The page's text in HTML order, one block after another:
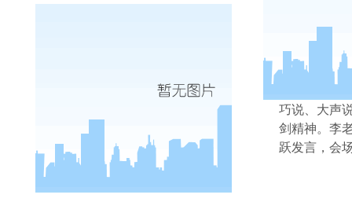
9 13日
巧说、大声
剑精神。 李
跃发言，会